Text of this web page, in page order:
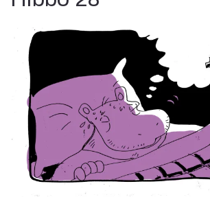
Tanssi
Sarjakuva
Sámegillii
Pääkirjoitus
Paperilehdestä
Oulu2026
Näyttelyt
Musiikki
Levyt
Kuvataide